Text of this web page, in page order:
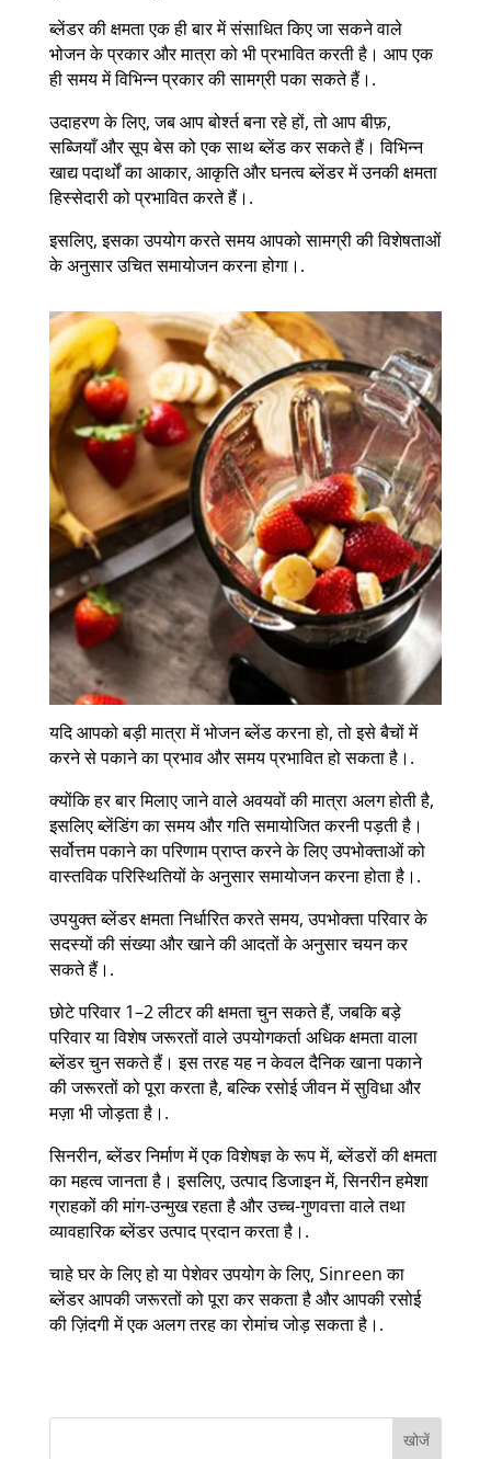
ब्लेंडर की क्षमता एक ही बार में संसाधित किए जा सकने वाले
भोजन के प्रकार और मात्रा को भी प्रभावित करती है। आप एक
ही समय में विभिन्न प्रकार की सामग्री पका सकते हैं।.
उदाहरण के लिए, जब आप बोर्श्त बना रहे हों, तो आप बीफ़,
सब्जियाँ और सूप बेस को एक साथ ब्लेंड कर सकते हैं। विभिन्न
खाद्य पदार्थों का आकार, आकृति और घनत्व ब्लेंडर में उनकी क्षमता
हिस्सेदारी को प्रभावित करते हैं।.
इसलिए, इसका उपयोग करते समय आपको सामग्री की विशेषताओं
के अनुसार उचित समायोजन करना होगा।.
यदि आपको बड़ी मात्रा में भोजन ब्लेंड करना हो, तो इसे बैचों में
करने से पकाने का प्रभाव और समय प्रभावित हो सकता है।.
क्योंकि हर बार मिलाए जाने वाले अवयवों की मात्रा अलग होती है,
इसलिए ब्लेंडिंग का समय और गति समायोजित करनी पड़ती है।
सर्वोत्तम पकाने का परिणाम प्राप्त करने के लिए उपभोक्ताओं को
वास्तविक परिस्थितियों के अनुसार समायोजन करना होता है।.
उपयुक्त ब्लेंडर क्षमता निर्धारित करते समय, उपभोक्ता परिवार के
सदस्यों की संख्या और खाने की आदतों के अनुसार चयन कर
सकते हैं।.
छोटे परिवार 1–2 लीटर की क्षमता चुन सकते हैं, जबकि बड़े
परिवार या विशेष जरूरतों वाले उपयोगकर्ता अधिक क्षमता वाला
ब्लेंडर चुन सकते हैं। इस तरह यह न केवल दैनिक खाना पकाने
की जरूरतों को पूरा करता है, बल्कि रसोई जीवन में सुविधा और
मज़ा भी जोड़ता है।.
सिनरीन, ब्लेंडर निर्माण में एक विशेषज्ञ के रूप में, ब्लेंडरों की क्षमता
का महत्व जानता है। इसलिए, उत्पाद डिजाइन में, सिनरीन हमेशा
ग्राहकों की मांग-उन्मुख रहता है और उच्च-गुणवत्ता वाले तथा
व्यावहारिक ब्लेंडर उत्पाद प्रदान करता है।.
चाहे घर के लिए हो या पेशेवर उपयोग के लिए, Sinreen का
ब्लेंडर आपकी जरूरतों को पूरा कर सकता है और आपकी रसोई
की ज़िंदगी में एक अलग तरह का रोमांच जोड़ सकता है।.
खोजें